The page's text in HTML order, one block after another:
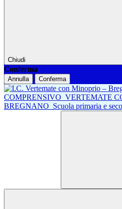
Chiudi
Conferma
Annulla Conferma
COMPRENSIVO VERTEMATE
BREGNANO Scuola primaria e